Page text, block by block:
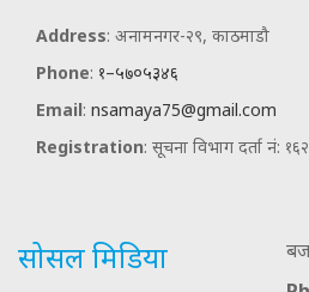
Address: अनामनगर-२९, काठमाडौ
Phone: १–५७०५३४६
Email: nsamaya75@gmail.com
Registration: सूचना विभाग दर्ता नं:
सोसल मिडिया